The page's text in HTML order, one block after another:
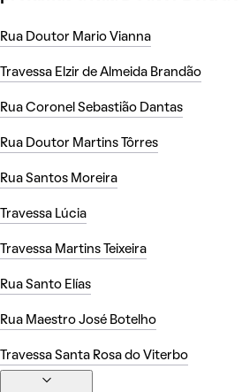
Rua Doutor Mario Vianna
Travessa Elzir de Almeida Brandão
Rua Coronel Sebastião Dantas
Rua Doutor Martins Tôrres
Rua Santos Moreira
Travessa Lúcia
Travessa Martins Teixeira
Rua Santo Elías
Rua Maestro José Botelho
Travessa Santa Rosa do Viterbo